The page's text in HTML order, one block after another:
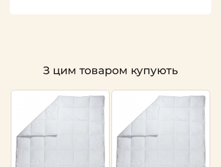
З цим товаром купують